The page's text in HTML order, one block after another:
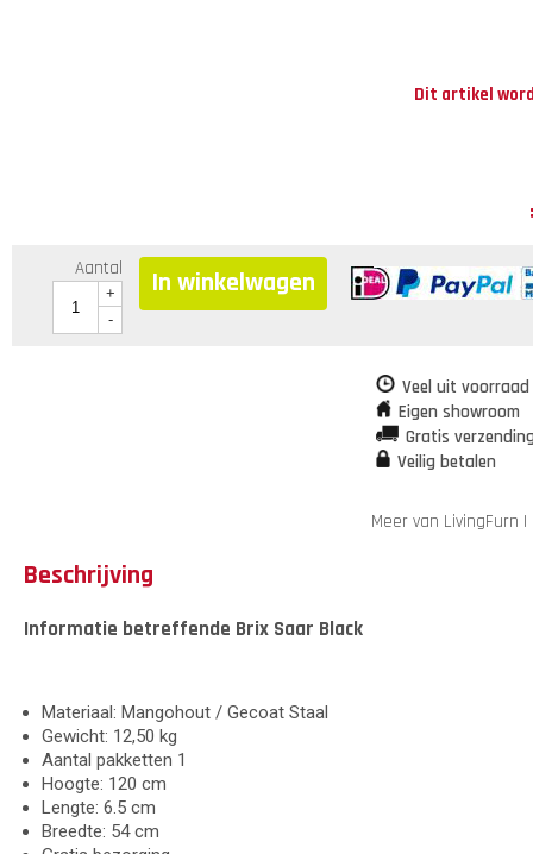
Dit artikel
Aantal
+
-
In winkelwagen
Veel uit
Eigen showroom
Gratis
Veilig betalen
Meer van LivingFurn
Beschrijving
Informatie betreffende Brix Saar Black
Materiaal: Mangohout / Gecoat Staal
Gewicht: 12,50 kg
Aantal pakketten 1
Hoogte: 120 cm
Lengte: 6.5 cm
Breedte: 54 cm